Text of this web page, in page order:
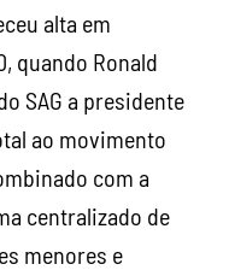
com a
centralizado de
menores e
poder sindical na
é uma sombra do